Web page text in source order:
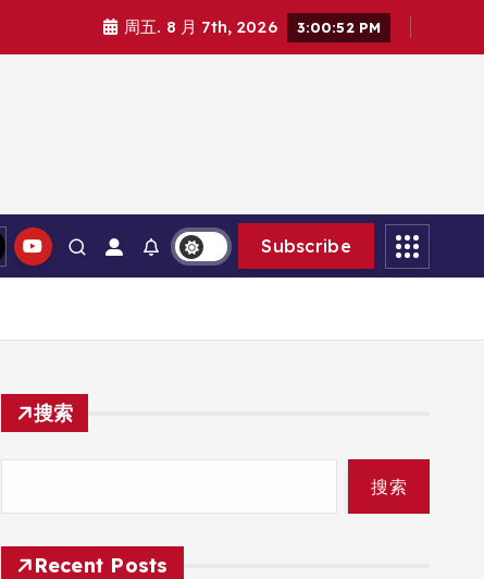
周五. 8 月 7th, 2026 3:00:53 PM
Subscribe
搜索
搜索
Recent Posts